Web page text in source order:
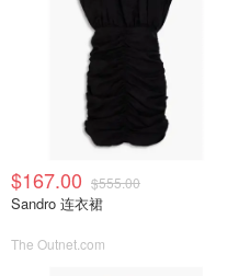
$167.00 $555.00
Sandro 连衣裙
The Outnet.com